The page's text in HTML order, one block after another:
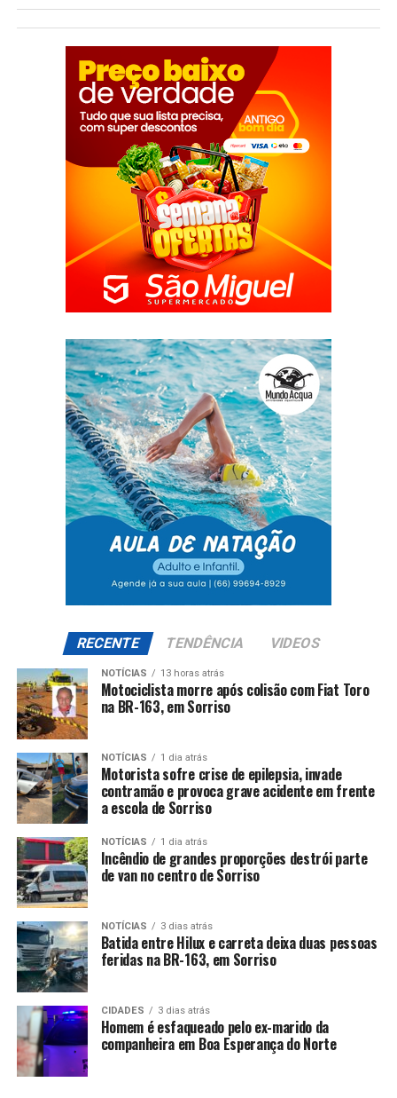
RECENTE TENDÊNCIA VIDEOS
NOTÍCIAS 13 horas atrás
Motociclista morre após colisão com Fiat Toro
na BR-163, em Sorriso
NOTÍCIAS 1 dia atrás
Motorista sofre crise de epilepsia, invade
contramão e provoca grave acidente em frente
a escola de Sorriso
NOTÍCIAS 1 dia atrás
Incêndio de grandes proporções destrói parte
de van no centro de Sorriso
NOTÍCIAS 3 dias atrás
Batida entre Hilux e carreta deixa duas pessoas
feridas na BR-163, em Sorriso
CIDADES 3 dias atrás
Homem é esfaqueado pelo ex-marido da
companheira em Boa Esperança do Norte